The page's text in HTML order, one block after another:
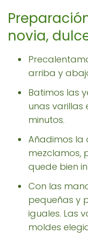
novia,
arriba y
Batimos las
unas varillas
minutos.
Añadimos la
mezclamos,
quede bien
Con las
pequeñas y
iguales. Las
moldes